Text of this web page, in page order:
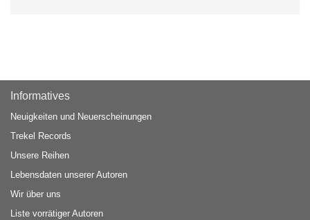
Informatives
Neuigkeiten und Neuerscheinungen
Trekel Records
Unsere Reihen
Lebensdaten unserer Autoren
Wir über uns
Liste vorrätiger Autoren